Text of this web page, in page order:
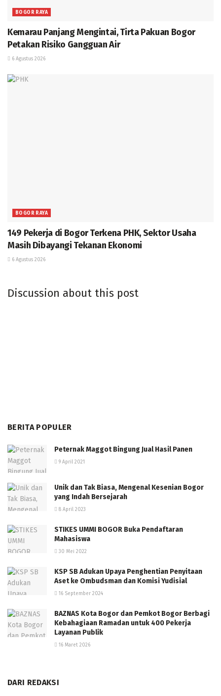
BOGOR RAYA
Kemarau Panjang Mengintai, Tirta Pakuan Bogor
Petakan Risiko Gangguan Air
6 Agustus 2026
BOGOR RAYA
149 Pekerja di Bogor Terkena PHK, Sektor Usaha
Masih Dibayangi Tekanan Ekonomi
6 Agustus 2026
Discussion about this post
BERITA POPULER
Peternak Maggot Bingung Jual Hasil Panen
9 April 2021
Unik dan Tak Biasa, Mengenal Kesenian Bogor
yang Indah Bersejarah
8 April 2023
STIKES UMMI BOGOR Buka Pendaftaran
Mahasiswa
30 Mei 2022
KSP SB Adukan Upaya Penghentian Penyitaan
Aset ke Ombudsman dan Komisi Yudisial
16 September 2024
BAZNAS Kota Bogor dan Pemkot Bogor Berbagi
Kebahagiaan Ramadan untuk 400 Pekerja
Layanan Publik
16 Maret 2026
DARI REDAKSI